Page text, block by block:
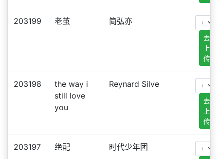
203199 老茧 简弘亦
去
上
传
203198
the way i
still love
you
Reynard Silve
去
上
传
203197 绝配 时代少年团